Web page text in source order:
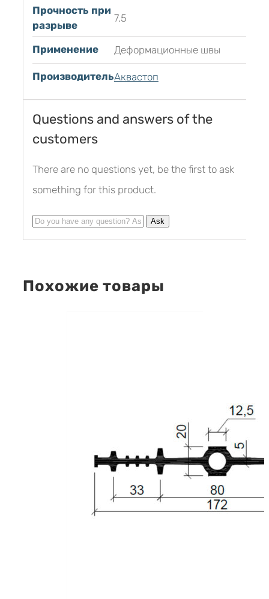
Прочность при
разрыве
7.5
Применение Деформационные швы
ПроизводительАквастоп
Questions and answers of the
customers
There are no questions yet, be the first to ask
something for this product.
Похожие товары